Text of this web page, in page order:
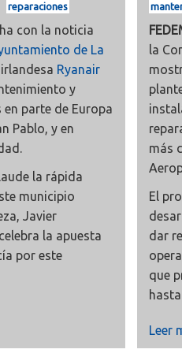
reparaciones
con la noticia
de La
Ryanair
y
parte de Europa
Pablo, y en
la rápida
municipio
Javier
la apuesta
por este
la
más
El
dar
que
hasta
Leer